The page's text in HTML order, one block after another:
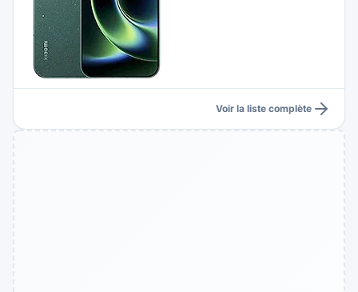
Voir la liste complète